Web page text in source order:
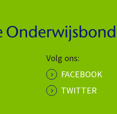
Volg ons:
FACEBOOK
TWITTER